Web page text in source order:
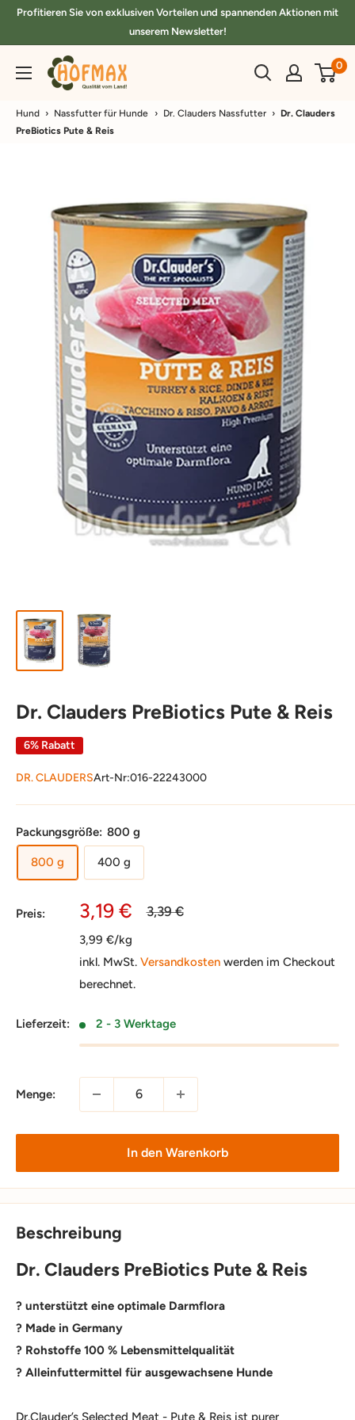
DirektProfitieren Sie von exklusiven Vorteilen und spannenden Aktionen mit
unserem Newsletter!
hofmax.de 0
Hund › Nassfutter für Hunde › Dr. Clauders Nassfutter › Dr. Clauders
PreBiotics Pute & Reis
Dr. Clauders PreBiotics Pute & Reis
6% Rabatt
DR. CLAUDERSArt-Nr:016-22243000
Packungsgröße: 800 g
800 g 400 g
Preis: Sonderpreis
3,19 € Normalpreis
3,39 €
3,99 €/kg
inkl. MwSt. Versandkosten werden im Checkout
berechnet.
Lieferzeit: 2 - 3 Werktage
Menge:
In den Warenkorb
Beschreibung
Dr. Clauders PreBiotics Pute & Reis
? unterstützt eine optimale Darmflora
? Made in Germany
? Rohstoffe 100 % Lebensmittelqualität
? Alleinfuttermittel für ausgewachsene Hunde
Dr.Clauder’s Selected Meat - Pute & Reis ist purer